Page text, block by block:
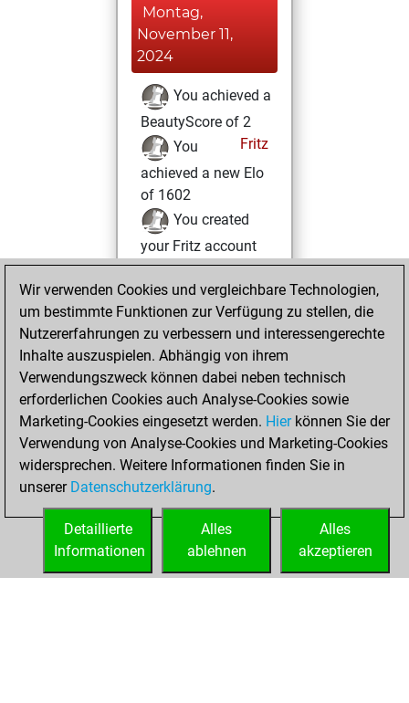
Montag,
November 11,
2024
You achieved a
BeautyScore of 2
Fritz
You
achieved a new Elo
of 1602
You created
your Fritz account
You played 30
blitz games
Play
You scored +15
=0 -15 in blitz
Montag,
November 15, 2021
You played 43
bullet games
Play
You scored +26
=1 -16 in bullet
Wir verwenden Cookies und vergleichbare Technologien,
um bestimmte Funktionen zur Verfügung zu stellen, die
Nutzererfahrungen zu verbessern und interessengerechte
Inhalte auszuspielen. Abhängig von ihrem
Verwendungszweck können dabei neben technisch
erforderlichen Cookies auch Analyse-Cookies sowie
Marketing-Cookies eingesetzt werden. Hierkönnen Sie der
Verwendung von Analyse-Cookies und Marketing-Cookies
widersprechen. Weitere Informationen finden Sie in
unserer Datenschutzerklärung.
Alles
akzeptieren
Alles
ablehnen
Detaillierte
Informationen